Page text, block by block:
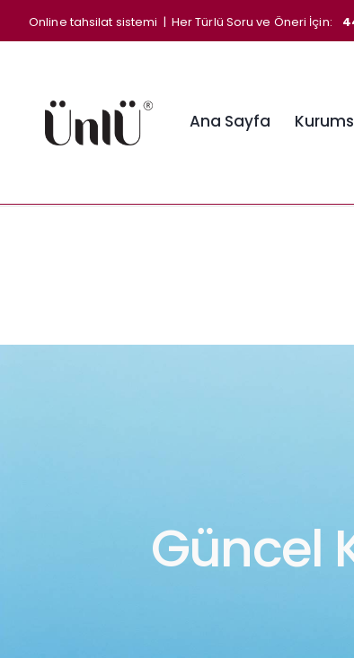
Online tahsilat sistemi | Her Türlü Soru ve Öneri İçin:
Ana Sayfa
Güncel